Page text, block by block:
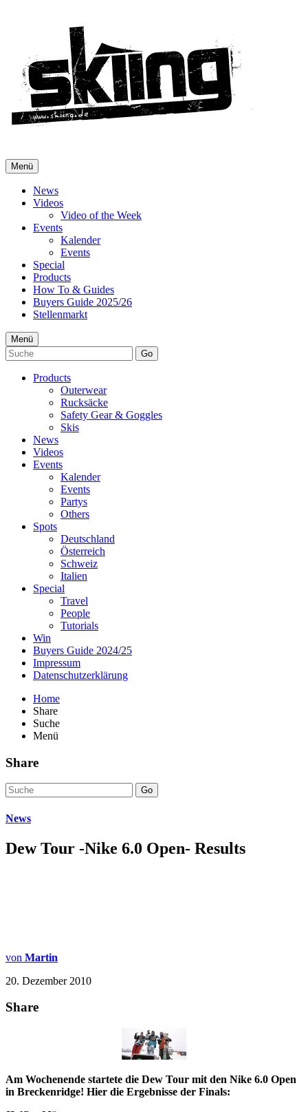
Menü
News
Videos
Video of the Week
Events
Kalender
Events
Special
Products
How To & Guides
Buyers Guide 2025/26
Stellenmarkt
Menü
Go
Products
Outerwear
Rucksäcke
Safety Gear & Goggles
Skis
News
Videos
Events
Kalender
Events
Partys
Others
Spots
Deutschland
Österreich
Schweiz
Italien
Special
Travel
People
Tutorials
Win
Buyers Guide 2024/25
Impressum
Datenschutzerklärung
Home
Share
Suche
Menü
Share
Go
News
Dew Tour -Nike 6.0 Open- Results
von Martin
20. Dezember 2010
Share
Am Wochenende startete die Dew Tour mit den Nike 6.0 Open
in Breckenridge! Hier die Ergebnisse der Finals: